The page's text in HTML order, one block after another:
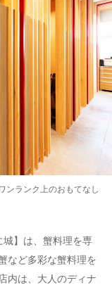
ンランク上のおもてなし
城】は、蟹料理を専
など多彩な蟹料理を
内は、大人のディナ